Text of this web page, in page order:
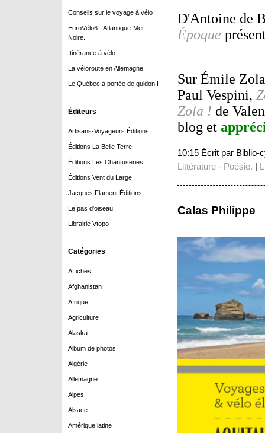
Conseils sur le voyage à vélo
EuroVélo6 - Atlantique-Mer
Noire.
Itinérance à vélo
La véloroute en Allemagne
Le Québec à portée de guidon !
Éditeurs
Artisans-Voyageurs Éditions
Éditions La Belle Terre
Éditions Les Chantuseries
Éditions Vent du Large
Jacques Flament Éditions
Le pas d'oiseau
Librairie Vtopo
Catégories
Affiches
Afghanistan
Afrique
Agriculture
Alaska
Album de photos
Algérie
Allemagne
Alpes
Alsace
Amérique latine
D'Antoine de
Époque
Sur Émile
Paul Vespini,
Zola ! de
blog et
10:15 Écrit par Biblio-
Littérature - Poésie. |
Calas Philippe